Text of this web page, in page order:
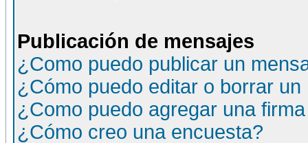
Publicación de mensajes
¿Como puedo publicar un
¿Cómo puedo editar o borrar un
¿Como puedo agregar una
¿Cómo creo una encuesta?